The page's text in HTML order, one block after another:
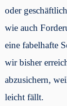
oder
wie auch
eine fabelhafte
wir bisher
abzusichern,
leicht fällt.